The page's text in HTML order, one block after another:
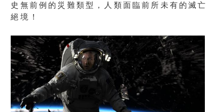
史無前例的災難類型，人類面臨前所未有的滅亡
絕境！